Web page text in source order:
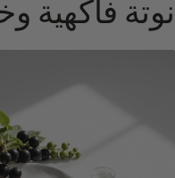
نوتة فاكهية